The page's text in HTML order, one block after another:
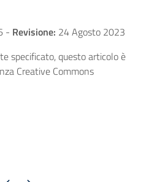
- Revisione: 24 Agosto 2023
specificato, questo articolo è
Creative Commons